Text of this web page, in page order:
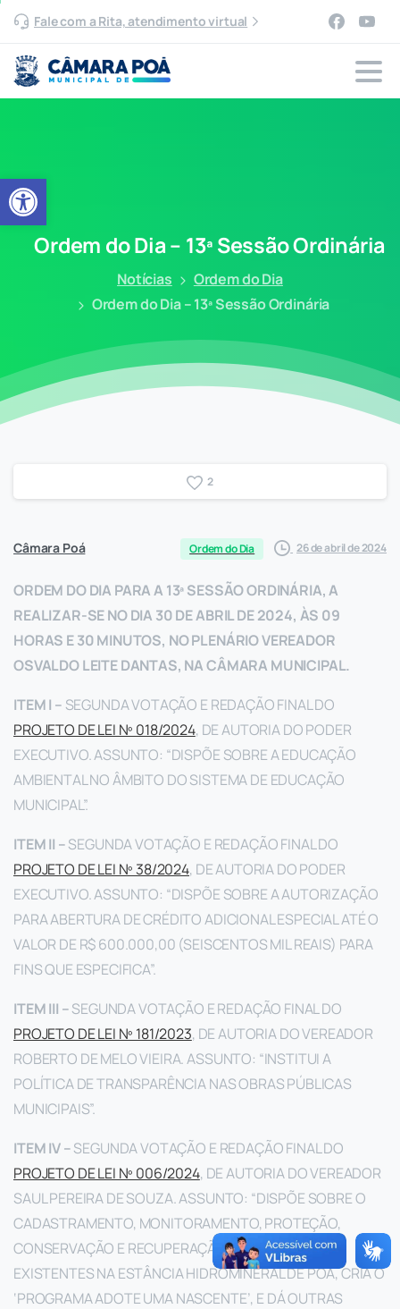
Abrir a barra de ferramentas
Fale com a Rita, atendimento virtual
Ordem do Dia – 13ª Sessão Ordinária
Notícias
Ordem do Dia
Ordem do Dia – 13ª Sessão Ordinária
2
Câmara Poá Ordem do Dia 26 de abril de 2024
ORDEM DO DIA PARA A 13ª SESSÃO ORDINÁRIA, A
REALIZAR-SE NO DIA 30 DE ABRIL DE 2024, ÀS 09
HORAS E 30 MINUTOS, NO PLENÁRIO VEREADOR
OSVALDO LEITE DANTAS, NA CÂMARA MUNICIPAL.
ITEM I – SEGUNDA VOTAÇÃO E REDAÇÃO FINAL DO
PROJETO DE LEI Nº 018/2024, DE AUTORIA DO PODER
EXECUTIVO. ASSUNTO: “DISPÕE SOBRE A EDUCAÇÃO
AMBIENTAL NO ÂMBITO DO SISTEMA DE EDUCAÇÃO
MUNICIPAL”.
ITEM II –SEGUNDA VOTAÇÃO E REDAÇÃO FINAL DO
PROJETO DE LEI Nº 38/2024, DE AUTORIA DO PODER
EXECUTIVO. ASSUNTO: “DISPÕE SOBRE A AUTORIZAÇÃO
PARA ABERTURA DE CRÉDITO ADICIONAL ESPECIAL ATÉ O
VALOR DE R$ 600.000,00 (SEISCENTOS MIL REAIS) PARA
FINS QUE ESPECIFICA”.
ITEM III –SEGUNDA VOTAÇÃO E REDAÇÃO FINAL DO
PROJETO DE LEI Nº 181/2023, DE AUTORIA DO VEREADOR
ROBERTO DE MELO VIEIRA. ASSUNTO: “INSTITUI A
POLÍTICA DE TRANSPARÊNCIA NAS OBRAS PÚBLICAS
MUNICIPAIS”.
ITEM IV –SEGUNDA VOTAÇÃO E REDAÇÃO FINAL DO
PROJETO DE LEI Nº 006/2024, DE AUTORIA DO VEREADOR
SAUL PEREIRA DE SOUZA. ASSUNTO: “DISPÕE SOBRE O
CADASTRAMENTO, MONITORAMENTO, PROTEÇÃO,
CONSERVAÇÃO E RECUPERAÇÃO DAS NASCENTES
EXISTENTES NA ESTÂNCIA HIDROMINERAL DE POÁ, CRIA O
‘PROGRAMA ADOTE UMA NASCENTE’, E DÁ OUTRAS